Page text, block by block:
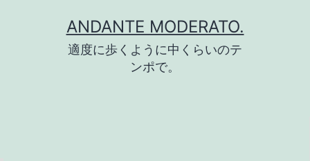
ANDANTE MODERATO.
適度に歩くように中くらいのテ
ンポで。